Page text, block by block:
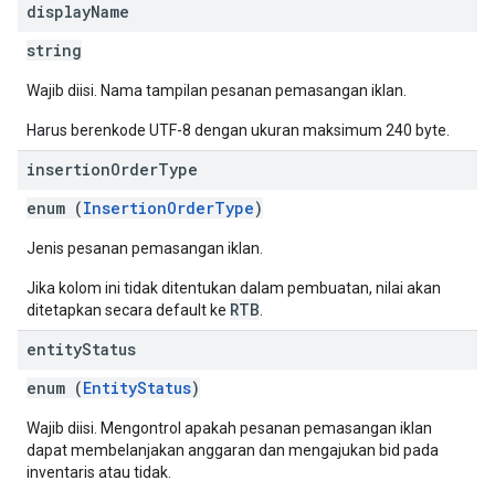
displayName
string
Wajib diisi. Nama tampilan pesanan pemasangan iklan.
Harus berenkode UTF-8 dengan ukuran maksimum 240 byte.
insertionOrderType
enum (InsertionOrderType)
Jenis pesanan pemasangan iklan.
Jika kolom ini tidak ditentukan dalam pembuatan, nilai akan
ditetapkan secara default ke RTB
entityStatus
enum (EntityStatus)
Wajib diisi. Mengontrol apakah pesanan pemasangan iklan
dapat membelanjakan anggaran dan mengajukan bid pada
inventaris atau tidak.